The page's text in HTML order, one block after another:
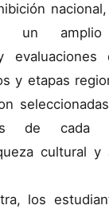
un
evaluaciones
y etapas
de cada
cultural
los